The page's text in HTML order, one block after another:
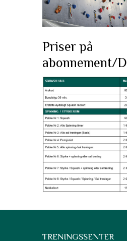
Priser på
abonnement/
TRENINGSSENTER